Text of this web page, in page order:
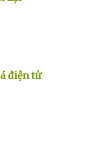
điện tử